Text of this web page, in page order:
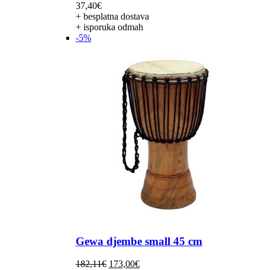
37,40€
+ besplatna dostava
+ isporuka odmah
-5%
Gewa djembe small 45 cm
182,11€ Izvorna
173,00€Trenutna